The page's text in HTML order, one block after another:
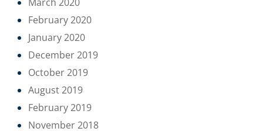
February 2020
January 2020
December 2019
October 2019
August 2019
February 2019
November 2018